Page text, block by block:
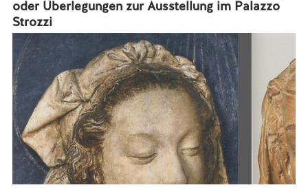
oder Überlegungen zur Ausstellung im Palazzo
Strozzi